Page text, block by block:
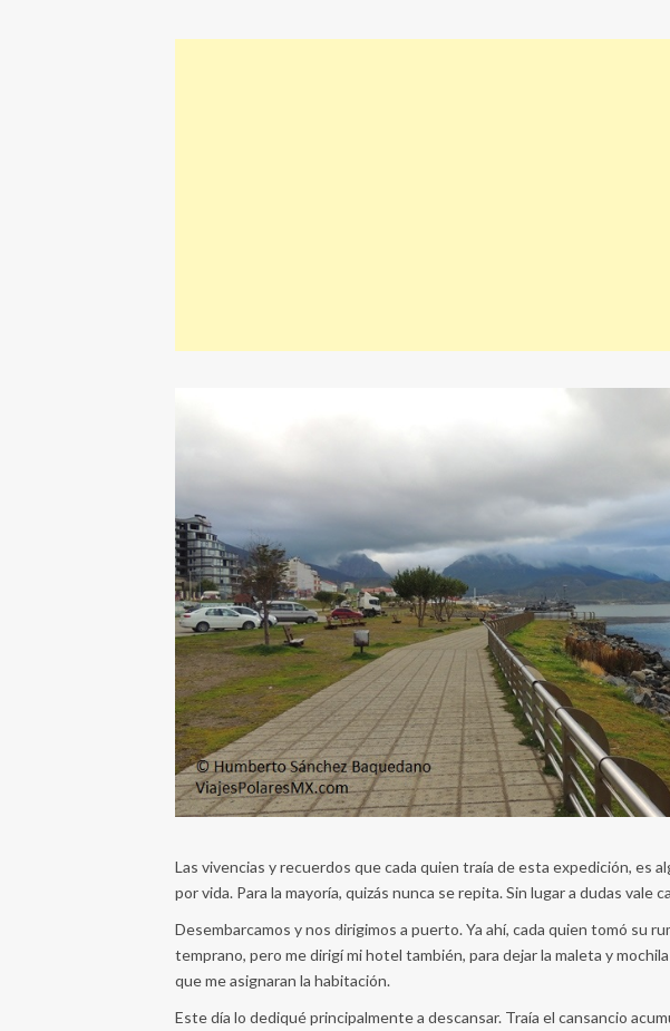
Las vivencias y recuerdos que cada quien traía de esta expedición, es
por vida. Para la mayoría, quizás nunca se repita. Sin lugar a dudas vale
Desembarcamos y nos dirigimos a puerto. Ya ahí, cada quien tomó su
temprano, pero me dirigí mi hotel también, para dejar la maleta y
que me asignaran la habitación.
Este día lo dediqué principalmente a descansar. Traía el cansancio